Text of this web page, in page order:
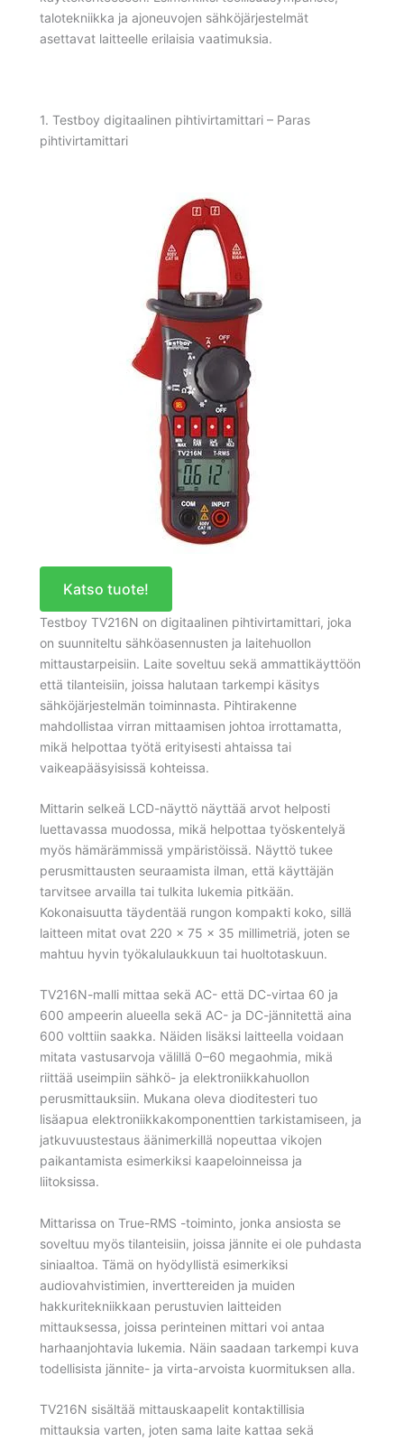
talotekniikka ja ajoneuvojen sähköjärjestelmät
asettavat laitteelle erilaisia vaatimuksia.
1. Testboy digitaalinen pihtivirtamittari – Paras
pihtivirtamittari
Katso tuote!
Testboy TV216N on digitaalinen pihtivirtamittari, joka
on suunniteltu sähköasennusten ja laitehuollon
mittaustarpeisiin. Laite soveltuu sekä ammattikäyttöön
että tilanteisiin, joissa halutaan tarkempi käsitys
sähköjärjestelmän toiminnasta. Pihtirakenne
mahdollistaa virran mittaamisen johtoa irrottamatta,
mikä helpottaa työtä erityisesti ahtaissa tai
vaikeapääsyisissä kohteissa.
Mittarin selkeä LCD-näyttö näyttää arvot helposti
luettavassa muodossa, mikä helpottaa työskentelyä
myös hämärämmissä ympäristöissä. Näyttö tukee
perusmittausten seuraamista ilman, että käyttäjän
tarvitsee arvailla tai tulkita lukemia pitkään.
Kokonaisuutta täydentää rungon kompakti koko, sillä
laitteen mitat ovat 220 × 75 × 35 millimetriä, joten se
mahtuu hyvin työkalulaukkuun tai huoltotaskuun.
TV216N-malli mittaa sekä AC- että DC-virtaa 60 ja
600 ampeerin alueella sekä AC- ja DC-jännitettä aina
600 volttiin saakka. Näiden lisäksi laitteella voidaan
mitata vastusarvoja välillä 0–60 megaohmia, mikä
riittää useimpiin sähkö- ja elektroniikkahuollon
perusmittauksiin. Mukana oleva dioditesteri tuo
lisäapua elektroniikkakomponenttien tarkistamiseen, ja
jatkuvuustestaus äänimerkillä nopeuttaa vikojen
paikantamista esimerkiksi kaapeloinneissa ja
liitoksissa.
Mittarissa on True-RMS -toiminto, jonka ansiosta se
soveltuu myös tilanteisiin, joissa jännite ei ole puhdasta
siniaaltoa. Tämä on hyödyllistä esimerkiksi
audiovahvistimien, inverttereiden ja muiden
hakkuritekniikkaan perustuvien laitteiden
mittauksessa, joissa perinteinen mittari voi antaa
harhaanjohtavia lukemia. Näin saadaan tarkempi kuva
todellisista jännite- ja virta-arvoista kuormituksen alla.
TV216N sisältää mittauskaapelit kontaktillisia
mittauksia varten, joten sama laite kattaa sekä